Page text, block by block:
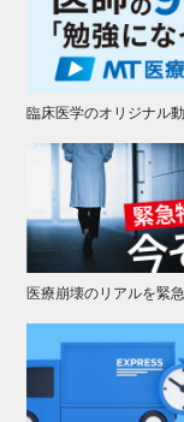
臨床医学のオリジナル
医療崩壊のリアルを緊